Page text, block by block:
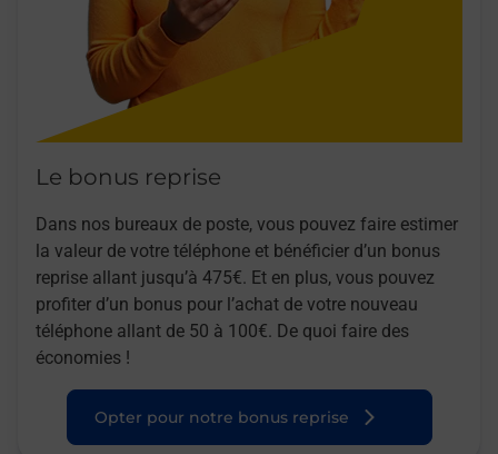
Le bonus reprise
Dans nos bureaux de poste, vous pouvez faire estimer
la valeur de votre téléphone et bénéficier d’un bonus
reprise allant jusqu’à 475€. Et en plus, vous pouvez
profiter d’un bonus pour l’achat de votre nouveau
téléphone allant de 50 à 100€. De quoi faire des
économies !
Opter pour notre bonus reprise